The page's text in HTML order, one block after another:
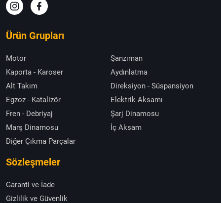
Ürün Grupları
Motor
Şanzıman
Kaporta - Karoser
Aydınlatma
Alt Takım
Direksiyon - Süspansiyon
Egzoz - Katalizör
Elektrik Aksamı
Fren - Debriyaj
Şarj Dinamosu
Marş Dinamosu
İç Aksam
Diğer Çıkma Parçalar
Sözleşmeler
Garanti ve İade
Gizlilik ve Güvenlik